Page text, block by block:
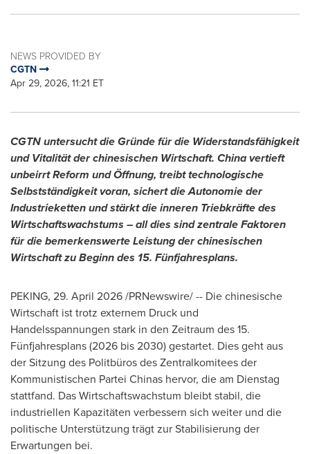
NEWS PROVIDED BY
CGTN
Apr 29, 2026, 11:21 ET
CGTN untersucht die Gründe für die Widerstandsfähigkeit
und Vitalität der chinesischen Wirtschaft. China vertieft
unbeirrt Reform und Öffnung, treibt technologische
Selbstständigkeit voran, sichert die Autonomie der
Industrieketten und stärkt die inneren Triebkräfte des
Wirtschaftswachstums –all dies sind zentrale Faktoren
für die bemerkenswerte Leistung der chinesischen
Wirtschaft zu Beginn des 15. Fünfjahresplans.
PEKING, 29. April 2026/PRNewswire/ -- Die chinesische
Wirtschaft ist trotz externem Druck und
Handelsspannungen stark in den Zeitraum des 15.
Fünfjahresplans (2026 bis 2030) gestartet. Dies geht aus
der Sitzung des Politbüros des Zentralkomitees der
Kommunistischen Partei Chinas hervor, die am Dienstag
stattfand. Das Wirtschaftswachstum bleibt stabil, die
industriellen Kapazitäten verbessern sich weiter und die
politische Unterstützung trägt zur Stabilisierung der
Erwartungen bei.